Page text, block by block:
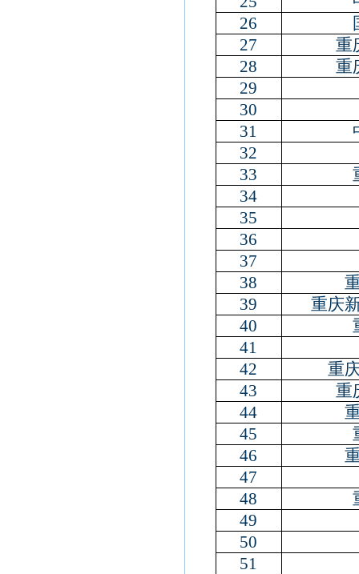
26
27
重
28
重
29
30
31
32
33
34
35
36
37
38
39
重庆
40
41
42
重
43
重
44
45
46
47
48
49
50
51